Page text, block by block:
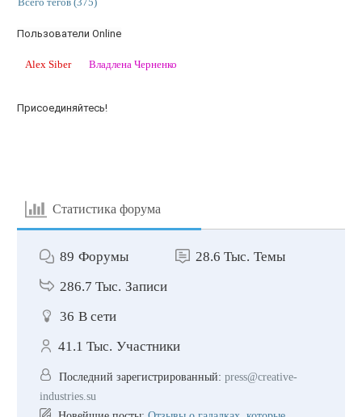
Пользователи Online
Alex Siber Владлена Черненко
Присоединяйтесь!
Статистика форума
89 Форумы 28.6 Тыс. Темы
286.7 Тыс. Записи
36 В сети
41.1 Тыс. Участники
Последний зарегистрированный: press@creative-
industries.su